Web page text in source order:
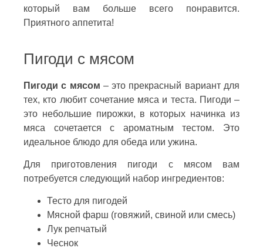
который вам больше всего понравится.
Приятного аппетита!
Пигоди с мясом
Пигоди с мясом – это прекрасный вариант для
тех, кто любит сочетание мяса и теста. Пигоди –
это небольшие пирожки, в которых начинка из
мяса сочетается с ароматным тестом. Это
идеальное блюдо для обеда или ужина.
Для приготовления пигоди с мясом вам
потребуется следующий набор ингредиентов:
Тесто для пигодей
Мясной фарш (говяжий, свиной или смесь)
Лук репчатый
Чеснок